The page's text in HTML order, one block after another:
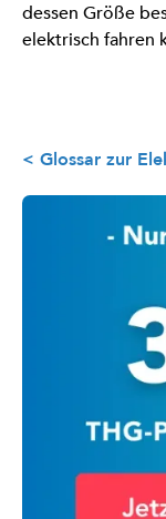
dessen Größe
elektrisch fahren
< Glossar zur